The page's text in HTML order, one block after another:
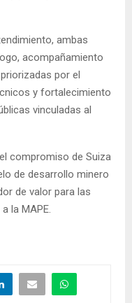
ambas
acompañamiento
por el
y fortalecimiento
vinculadas al
compromiso de Suiza
de desarrollo minero
de valor para las
la MAPE.